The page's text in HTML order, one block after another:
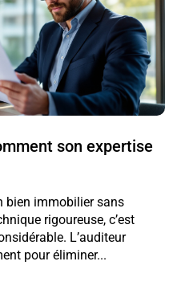
son expertise
bien immobilier sans
rigoureuse, c’est
L’auditeur
pour éliminer...